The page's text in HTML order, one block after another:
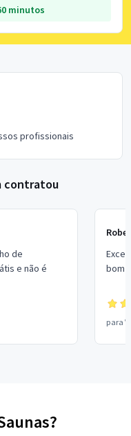
minutos
profissionais
contratou
de
e não é
bom
para